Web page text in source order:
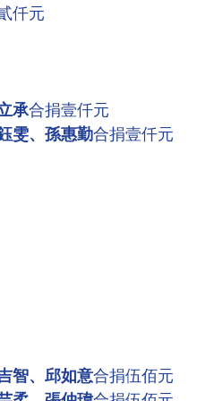
仟元
承合捐壹仟元
雯、孫惠勤合捐壹仟元
智、邱如意合捐伍佰元